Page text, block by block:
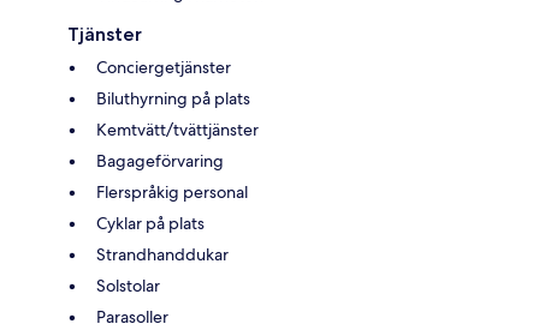
Tjänster
Conciergetjänster
Biluthyrning på plats
Kemtvätt/tvättjänster
Bagageförvaring
Flerspråkig personal
Cyklar på plats
Strandhanddukar
Solstolar
Parasoller